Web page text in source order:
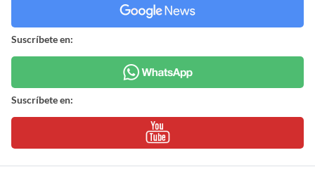
Suscríbete en:
Suscríbete en: